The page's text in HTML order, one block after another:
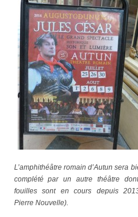
L’amphithéâtre romain d’Autun sera
complété par un autre théâtre
fouilles sont en cours depuis
Pierre Nouvelle).